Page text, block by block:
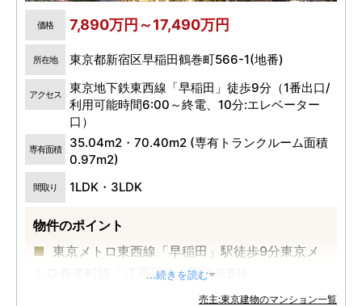
価格 7,890万円～17,490万円
所在地 東京都新宿区早稲田鶴巻町566-1(地番)
アクセス
東京地下鉄東西線「早稲田」徒歩9分（1番出口/
利用可能時間6:00～終電、10分:エレベーター
口）
専有面積
35.04m2・70.40m2 (専有トランクルーム面積
0.97m2)
間取り 1LDK・3LDK
物件のポイント
東京メトロ東西線「早稲田」駅徒歩9分東京メ
トロ有楽町線「江戸川橋」駅徒歩6分
...続きを読む
売主:東京建物のマンション一覧